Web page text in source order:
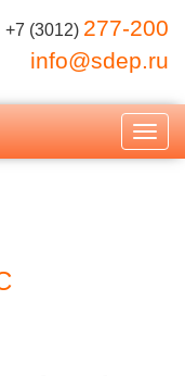
+7 (3012) 277-200
info@sdep.ru